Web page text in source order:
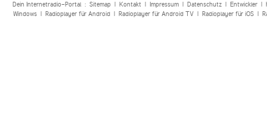
Dein Internetradio-Portal : Sitemap| Kontakt| Impressum| Datenschutz| Entwickler|
Windows| Radioplayer für Android| Radioplayer für Android TV| Radioplayer für iOS|